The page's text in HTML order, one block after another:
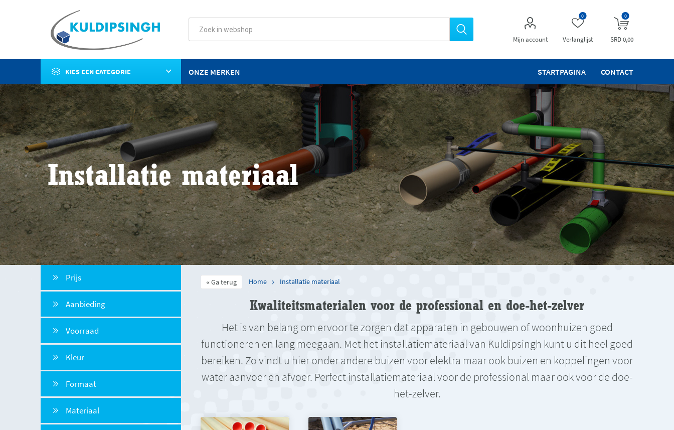
Mijn account Verlanglijst
0 0
SRD 0,00
KIES EEN CATEGORIE STARTPAGINA CONTACT
ONZE MERKEN
Installatie materiaal
Ga terug Home Installatie materiaal
Kwaliteitsmaterialen voor de professional en doe-het-zelver
Het is van belang om ervoor te zorgen dat apparaten in gebouwen of woonhuizen goed
functioneren en lang meegaan. Met het installatiemateriaal van Kuldipsingh kunt u dit heel goed
bereiken. Zo vindt u hier onder andere buizen voor elektra maar ook buizen en koppelingen voor
water aanvoer en afvoer. Perfect installatiemateriaal voor de professional maar ook voor de doe-
het-zelver.
Prijs
Aanbieding
Voorraad
Kleur
Formaat
Materiaal